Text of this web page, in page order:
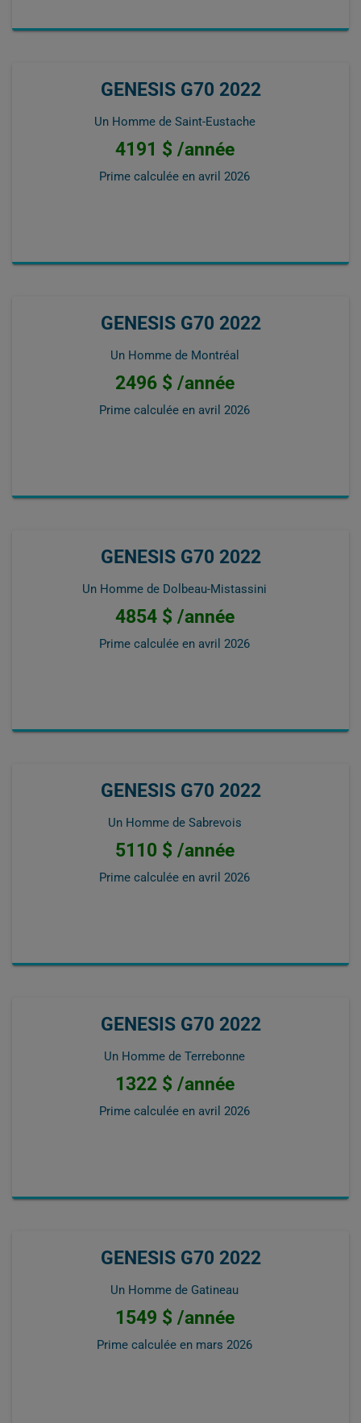
GENESIS G70 2022
Un Homme de Saint-Eustache
4191 $ /année
Prime calculée en avril 2026
GENESIS G70 2022
Un Homme de Montréal
2496 $ /année
Prime calculée en avril 2026
GENESIS G70 2022
Un Homme de Dolbeau-Mistassini
4854 $ /année
Prime calculée en avril 2026
GENESIS G70 2022
Un Homme de Sabrevois
5110 $ /année
Prime calculée en avril 2026
GENESIS G70 2022
Un Homme de Terrebonne
1322 $ /année
Prime calculée en avril 2026
GENESIS G70 2022
Un Homme de Gatineau
1549 $ /année
Prime calculée en mars 2026